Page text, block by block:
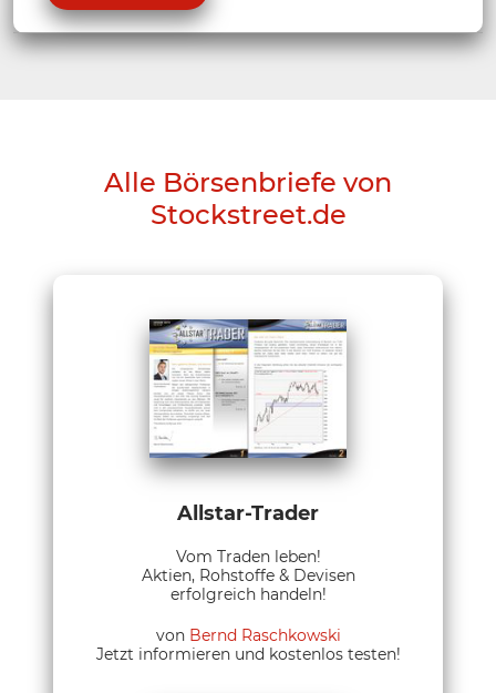
Alle Börsenbriefe von
Stockstreet.de
Allstar-Trader
Vom Traden leben!
Aktien, Rohstoffe & Devisen
erfolgreich handeln!
von Bernd Raschkowski
Jetzt informieren und kostenlos testen!